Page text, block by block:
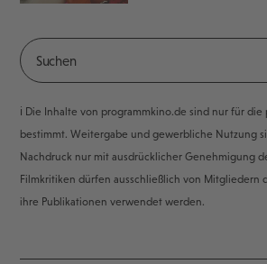
ℹ️ Die Inhalte von programmkino.de sind nur für
bestimmt. Weitergabe und gewerbliche Nutzung
Nachdruck nur mit ausdrücklicher Genehmigung
Filmkritiken dürfen ausschließlich von Mitgliedern
ihre Publikationen verwendet werden.